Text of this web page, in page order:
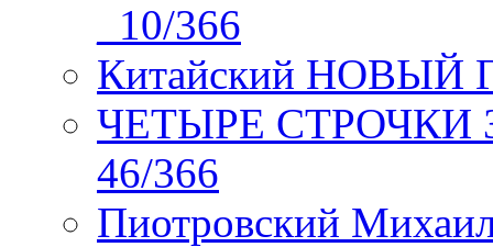
_10/366
Китайский НОВЫЙ
ЧЕТЫРЕ СТРОЧКИ
46/366
Пиотровский